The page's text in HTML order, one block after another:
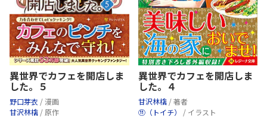
異世界でカフェを開店しま
した。５
野口芽衣 / 漫画
甘沢林檎 / 原作
異世界でカフェを開店しま
した。４
甘沢林檎 / 著者
⑪（トイチ） / イラスト